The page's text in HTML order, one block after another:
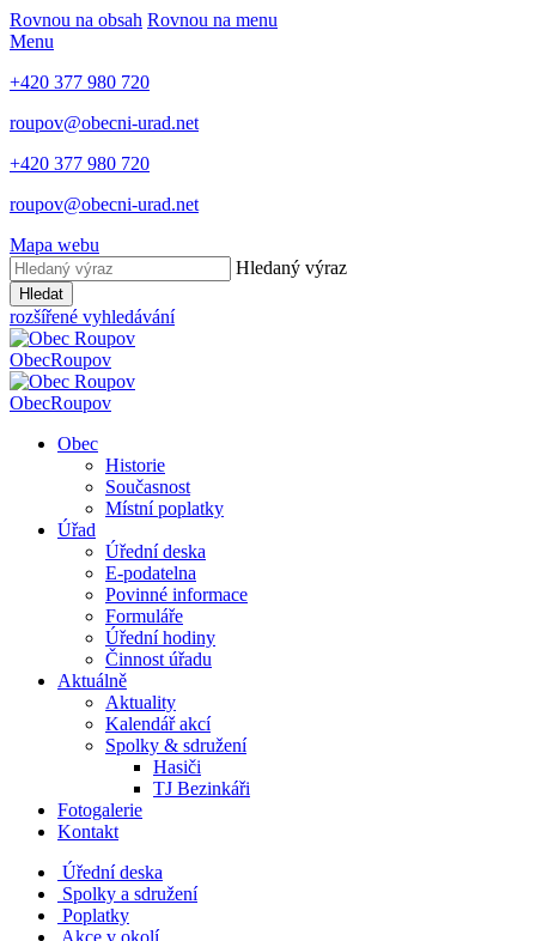
Rovnou na obsah Rovnou na menu
Menu
+420 377 980 720
roupov@obecni-urad.net
+420 377 980 720
roupov@obecni-urad.net
Mapa webu
Hledaný výraz
Hledat
rozšířené vyhledávání
ObecRoupov
ObecRoupov
Obec
Historie
Současnost
Místní poplatky
Úřad
Úřední deska
E-podatelna
Povinné informace
Formuláře
Úřední hodiny
Činnost úřadu
Aktuálně
Aktuality
Kalendář akcí
Spolky & sdružení
Hasiči
TJ Bezinkáři
Fotogalerie
Kontakt
Úřední deska
Spolky a sdružení
Poplatky
Akce v okolí